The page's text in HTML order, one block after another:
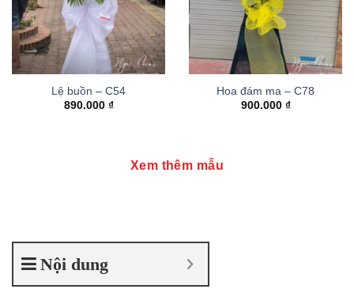
Lệ buồn – C54
890.000 ₫
Hoa đám ma – C78
900.000 ₫
Xem thêm mẫu
Nội dung